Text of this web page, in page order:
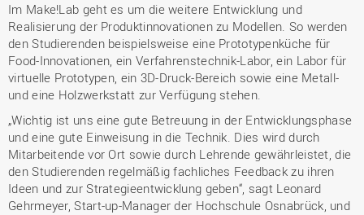
Im Make!Lab geht es um die weitere Entwicklung und
Realisierung der Produktinnovationen zu Modellen. So werden
den Studierenden beispielsweise eine Prototypenküche für
Food-Innovationen, ein Verfahrenstechnik-Labor, ein Labor für
virtuelle Prototypen, ein 3D-Druck-Bereich sowie eine Metall-
und eine Holzwerkstatt zur Verfügung stehen.
„Wichtig ist uns eine gute Betreuung in der Entwicklungsphase
und eine gute Einweisung in die Technik. Dies wird durch
Mitarbeitende vor Ort sowie durch Lehrende gewährleistet, die
den Studierenden regelmäßig fachliches Feedback zu ihren
Ideen und zur Strategieentwicklung geben“, sagt Leonard
Gehrmeyer, Start-up-Manager der Hochschule Osnabrück, und